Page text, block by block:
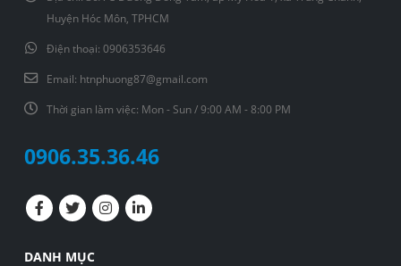
Huyện Hóc Môn, TPHCM
Điện thoại: 0906353646
Email: htnphuong87@gmail.com
Thời gian làm việc: Mon - Sun / 9:00 AM - 8:00 PM
0906.35.36.46
DANH MỤC